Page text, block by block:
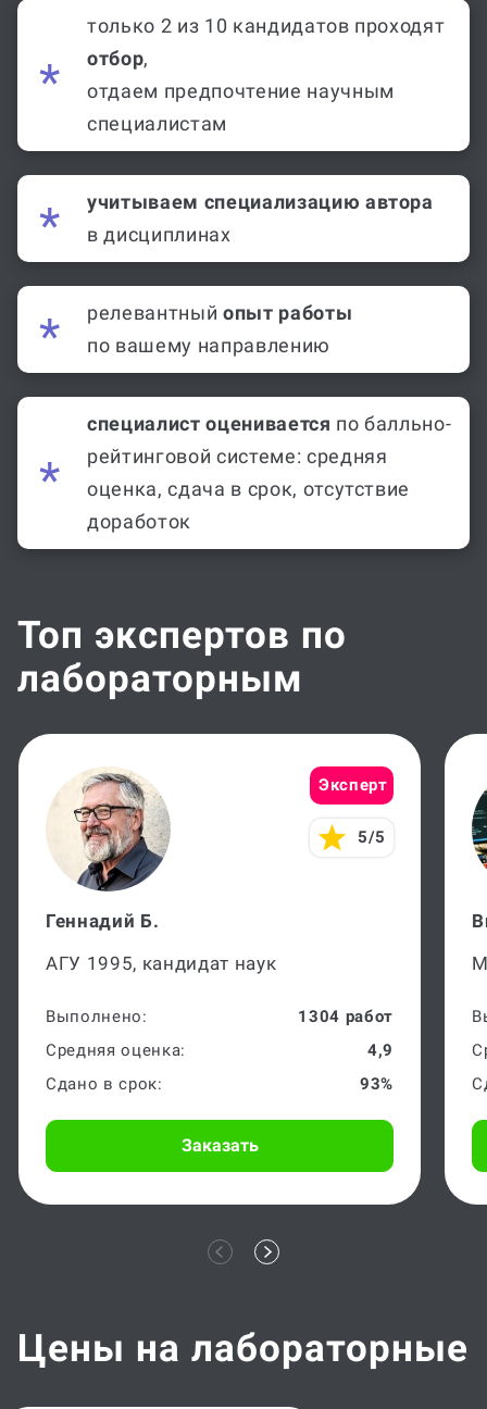
только 2 из 10 кандидатов проходят
отбор,
отдаем предпочтение научным
специалистам
учитываем специализацию автора
в дисциплинах
релевантный опыт работы
по вашему направлению
специалист оценивается по балльно-
рейтинговой системе: средняя
оценка, сдача в срок, отсутствие
доработок
Топ экспертов по
лабораторным
Эксперт
5/5
Геннадий Б.
АГУ 1995, кандидат наук
Выполнено:
1304 работ
Средняя оценка:
4,9
Сдано в срок:
93%
Заказать
Цены на лабораторные